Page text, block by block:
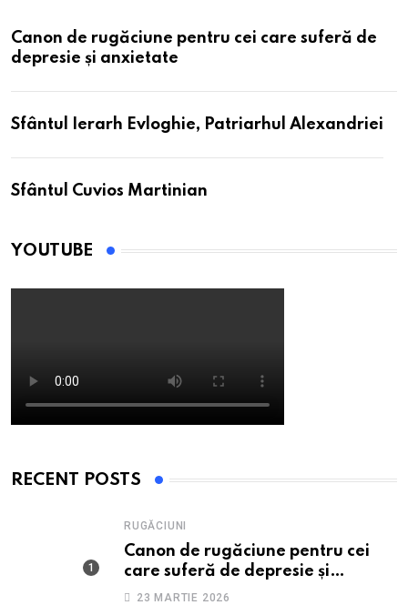
Canon de rugăciune pentru cei care suferă de
depresie și anxietate
Sfântul Ierarh Evloghie, Patriarhul Alexandriei
Sfântul Cuvios Martinian
YOUTUBE
RECENT POSTS
RUGĂCIUNI
Canon de rugăciune pentru cei
care suferă de depresie și
anxietate
23 MARTIE 2026